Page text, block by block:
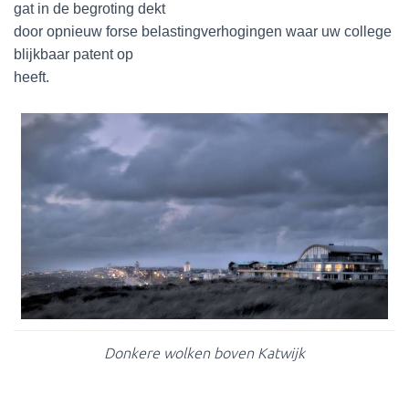
gat in de begroting dekt
door opnieuw forse belastingverhogingen waar uw college
blijkbaar patent op
heeft.
Donkere wolken boven Katwijk